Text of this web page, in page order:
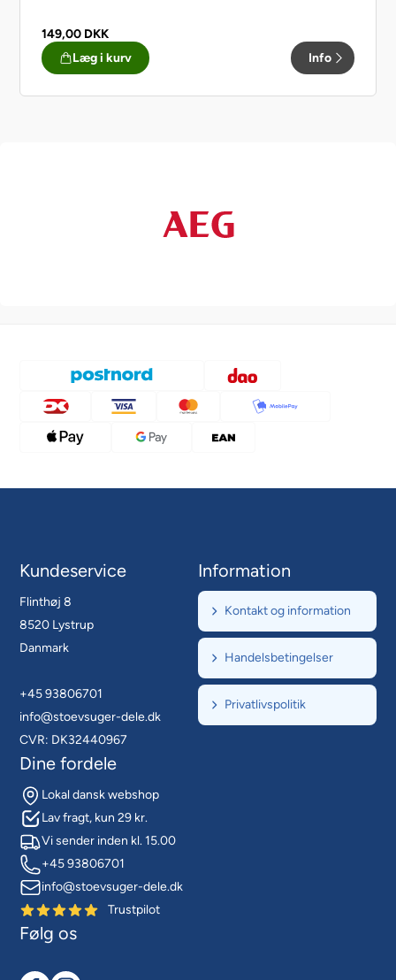
149,00 DKK
Læg i kurv
Info
Kundeservice
Flinthøj 8
8520 Lystrup
Danmark
+45 93806701
info@stoevsuger-dele.dk
CVR: DK32440967
Information
Kontakt og information
Handelsbetingelser
Privatlivspolitik
Dine fordele
Lokal dansk webshop
Lav fragt, kun 29 kr.
Vi sender inden kl. 15.00
+45 93806701
info@stoevsuger-dele.dk
Trustpilot
Følg os